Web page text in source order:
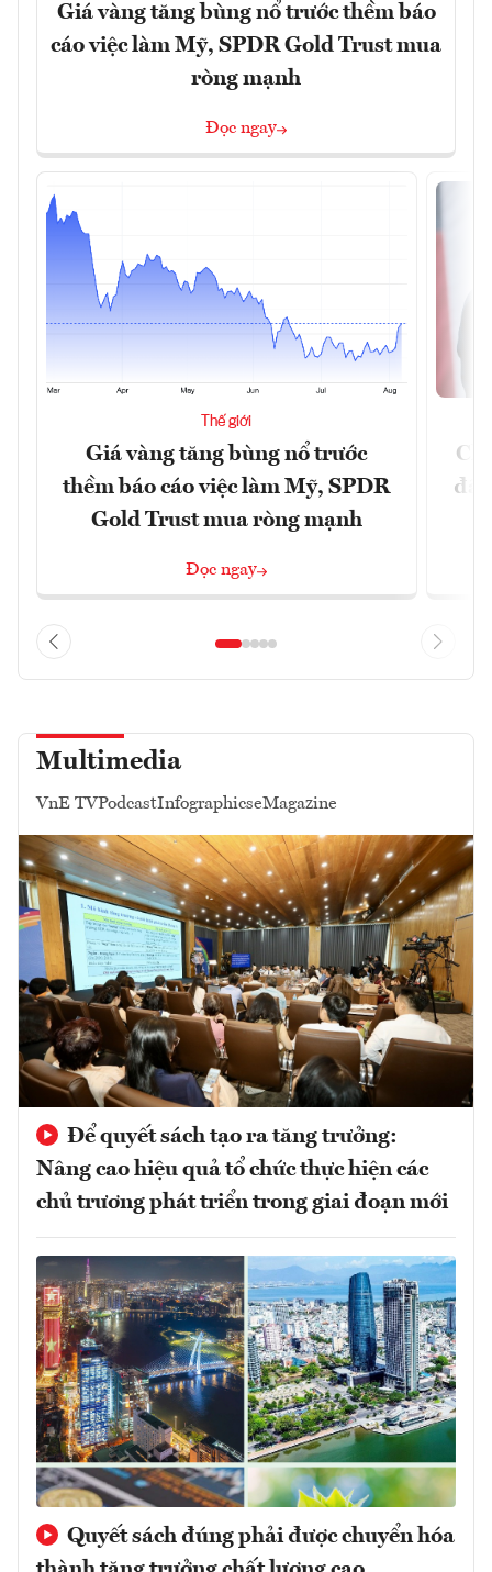
Giá vàng tăng bùng nổ trước thềm báo
cáo việc làm Mỹ, SPDR Gold Trust mua
ròng mạnh
Đọc ngay
Thế giới
Giá vàng tăng bùng nổ trước
thềm báo cáo việc làm Mỹ, SPDR
Gold Trust mua ròng mạnh
Đọc ngay
đã
Multimedia
VnE TVPodcastInfographicseMagazine
Để quyết sách tạo ra tăng trưởng:
Nâng cao hiệu quả tổ chức thực hiện các
chủ trương phát triển trong giai đoạn mới
Quyết sách đúng phải được chuyển hóa